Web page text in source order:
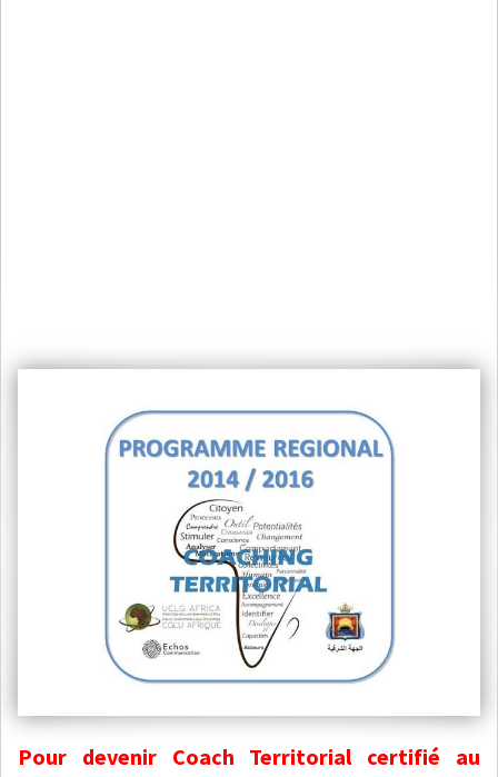
Pour devenir Coach Territorial certifié au